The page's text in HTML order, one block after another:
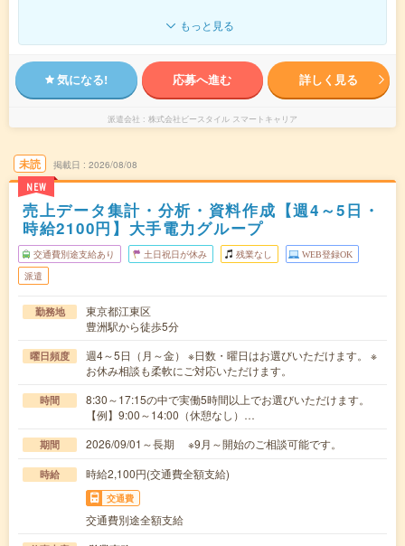
もっと見る
気になる! 応募へ進む 詳しく見る
派遣会社 株式会社ビースタイル スマートキャリア
未読
NEW
掲載日 2026/08/08
売上データ集計・分析・資料作成【週4～5日・
時給2100円】大手電力グループ
交通費別途支給あり 土日祝日が休み 残業なし WEB登録OK
派遣
勤務地
東京都江東区
豊洲駅から徒歩5分
曜日頻度
週4～5日（月～金） ※日数・曜日はお選びいただけます。 ※
お休み相談も柔軟にご対応いただけます。
時間
8:30～17:15の中で実働5時間以上でお選びいただけます。
【例】9:00～14:00（休憩なし）…
期間 2026/09/01～長期 ※9月～開始のご相談可能です。
時給 時給2,100円(交通費全額支給)
交通費
交通費別途全額支給